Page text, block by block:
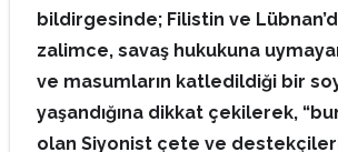
bildirgesinde; Filistin ve
zalimce, savaş hukukuna
ve masumların katledildiği bir
yaşandığına dikkat çekilerek,
olan Siyonist çete ve